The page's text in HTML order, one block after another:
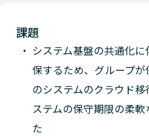
課題
システム基盤の共通化
保するため、グループ
のシステムのクラウド
ステムの保守期限の柔
た